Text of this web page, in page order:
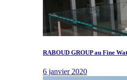
RABOUD GROUP au Fine
6 janvier 2020